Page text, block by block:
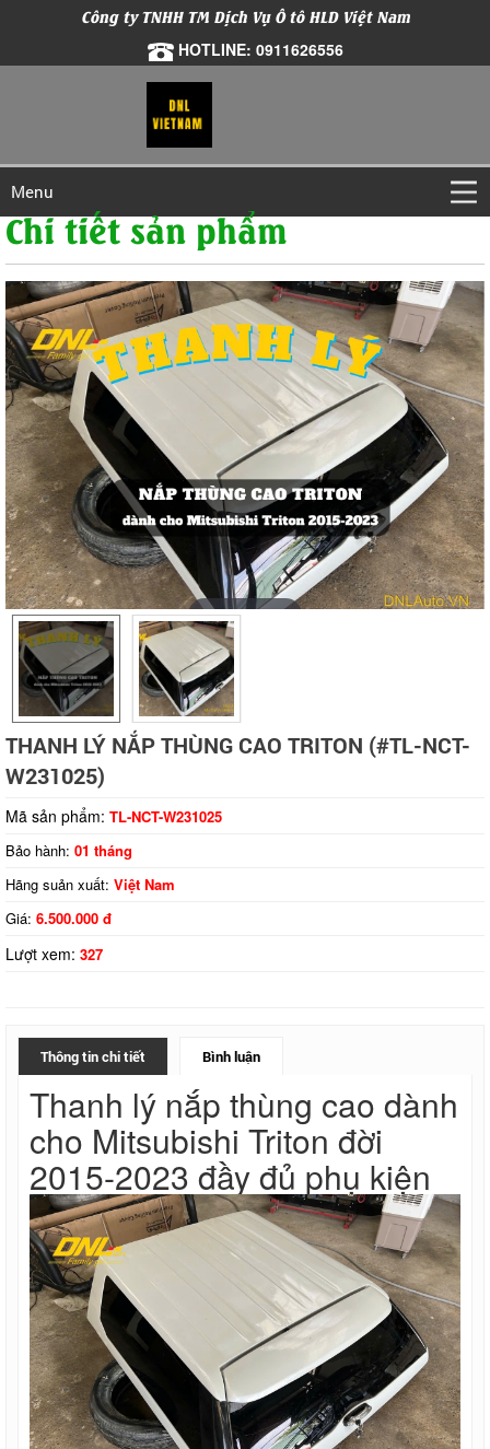
Công ty TNHH TM Dịch Vụ Ô tô HLD Việt Nam
HOTLINE: 0911626556
Menu
Chi tiết sản phẩm
Tap to expand
THANH LÝ NẮP THÙNG CAO TRITON (#TL-NCT-
W231025)
Mã sản phẩm: TL-NCT-W231025
Bảo hành: 01 tháng
Hãng suản xuất: Việt Nam
Giá: 6.500.000 đ
Lượt xem: 327
Thông tin chi tiết Bình luận
Thanh lý nắp thùng cao dành
cho Mitsubishi Triton đời
2015-2023 đầy đủ phụ kiện